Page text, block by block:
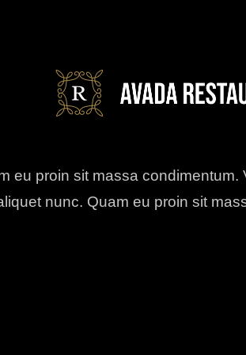
eu proin sit massa condimentum.
nunc. Quam eu proin sit